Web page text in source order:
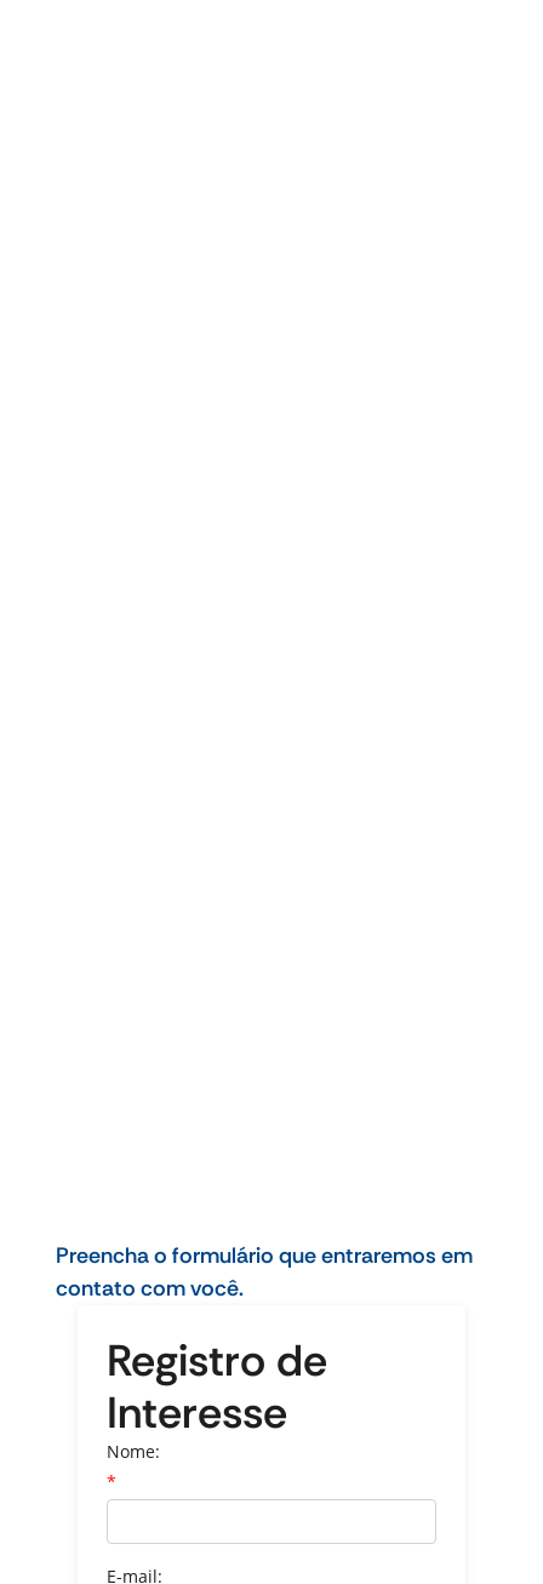
Preencha o formulário que entraremos em
contato com você.
Registro de
Interesse
Nome:
*
E-mail: